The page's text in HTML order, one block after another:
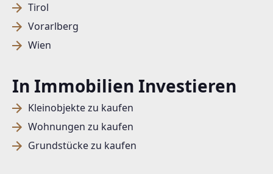
Tirol
Vorarlberg
Wien
In Immobilien Investieren
Kleinobjekte zu kaufen
Wohnungen zu kaufen
Grundstücke zu kaufen